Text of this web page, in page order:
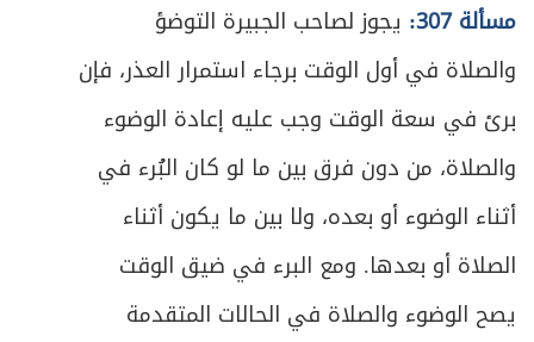
مسألة 307:
يجوز لصاحب الجبيرة التوضؤ
والصلاة في أول الوقت برجاء استمرار العذر، فإن
برئ في سعة الوقت وجب عليه إعادة الوضوء
والصلاة، من دون فرق بين ما لو كان البُرء في
أثناء الوضوء أو بعده، ولا بين ما يكون أثناء
الصلاة أو بعدها. ومع البرء في ضيق الوقت
يصح الوضوء والصلاة في الحالات المتقدمة